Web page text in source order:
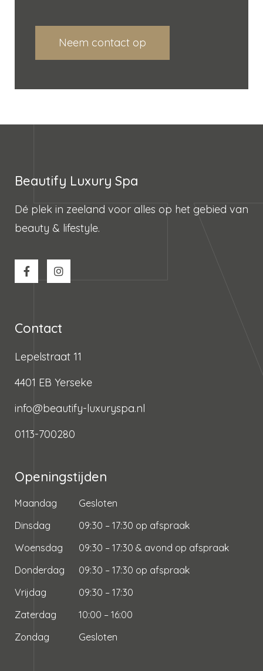
Neem contact op
Beautify Luxury Spa
Dé plek in zeeland voor alles op het gebied van
beauty & lifestyle.
Contact
Lepelstraat 11
4401 EB Yerseke
info@beautify-luxuryspa.nl
0113-700280
Openingstijden
Maandag
Gesloten
Dinsdag
09:30 – 17:30 op afspraak
Woensdag
09:30 – 17:30 & avond op afspraak
Donderdag
09:30 – 17:30 op afspraak
Vrijdag
09:30 – 17:30
Zaterdag
10:00 – 16:00
Zondag
Gesloten